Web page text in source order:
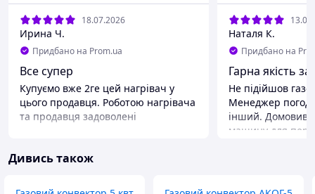
18.07.2026
Ирина Ч.
Придбано на Prom.ua
Все супер
Купуємо вже 2ге цей нагрівач у
цього продавця. Роботою нагрівача
та продавця задоволені
Наталя К.
Придбано на
Гарна якість
Не підійшов
Менеджер
інший.
машину для
Дивись також